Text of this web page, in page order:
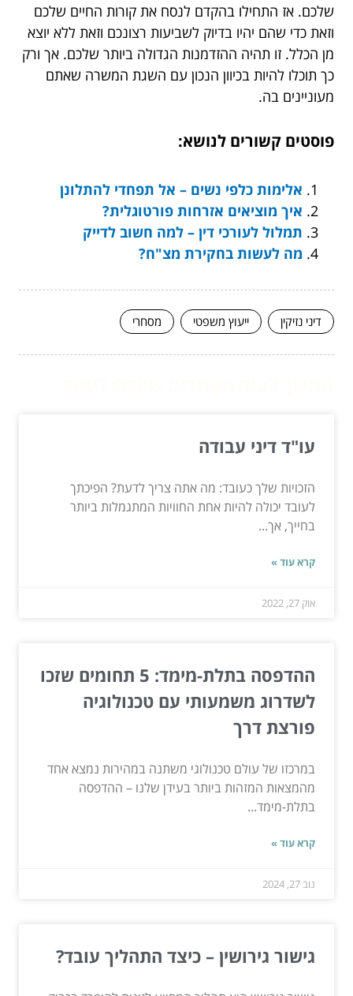
שלכם. אז התחילו בהקדם לנסח את קורות החיים שלכם
וזאת כדי שהם יהיו בדיוק לשביעות רצונכם וזאת ללא יוצא
מן הכלל. זו תהיה ההזדמנות הגדולה ביותר שלכם. אך ורק
כך תוכלו להיות בכיוון הנכון עם השגת המשרה שאתם
מעוניינים בה.
פוסטים קשורים לנושא:
אלימות כלפי נשים – אל תפחדי להתלונן
איך מוציאים אזרחות פורטוגלית?
תמלול לעורכי דין – למה חשוב לדייק
מה לעשות בחקירת מצ"ח?
דיני נזיקין ייעוץ משפטי מסחרי
עו"ד דיני עבודה
הזכויות שלך כעובד: מה אתה צריך לדעת? הפיכתך
לעובד יכולה להיות אחת החוויות המתגמלות ביותר
בחייך, אך...
קרא עוד »
אוק 27, 2022
ההדפסה בתלת-מימד: 5 תחומים שזכו
לשדרוג משמעותי עם טכנולוגיה
פורצת דרך
במרכזו של עולם טכנולוגי משתנה במהירות נמצא אחד
מהמצאות המזהות ביותר בעידן שלנו – ההדפסה
בתלת-מימד...
קרא עוד »
נוב 27, 2024
גישור גירושין – כיצד התהליך עובד?